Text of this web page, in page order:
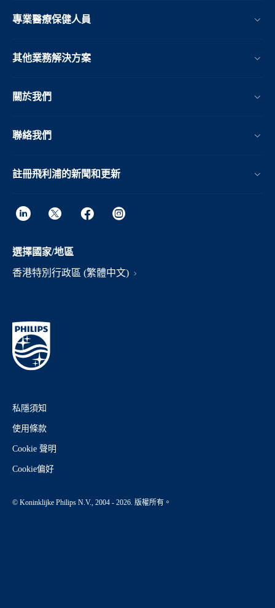
專業醫療保健人員
其他業務解決方案​
關於我們
聯絡我們
註冊飛利浦的新聞和更新
選擇國家/地區
香港特別行政區 (繁體中文)
私隱須知
使用條款
Cookie 聲明
Cookie偏好
© Koninklijke Philips N.V., 2004 - 2026. 版權所有。